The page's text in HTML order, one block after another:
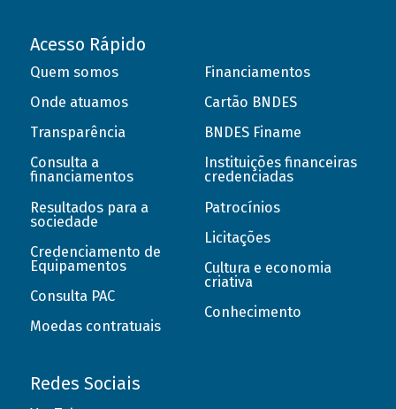
Acesso Rápido
Quem somos
Onde atuamos
Transparência
Consulta a
financiamentos
Resultados para a
sociedade
Credenciamento de
Equipamentos
Consulta PAC
Moedas contratuais
Financiamentos
Cartão BNDES
BNDES Finame
Instituições financeiras
credenciadas
Patrocínios
Licitações
Cultura e economia
criativa
Conhecimento
Redes Sociais